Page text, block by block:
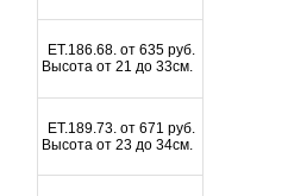
ET.186.68. от 635 руб.
Высота от 21 до 33см.
ET.189.73. от 671 руб.
Высота от 23 до 34см.